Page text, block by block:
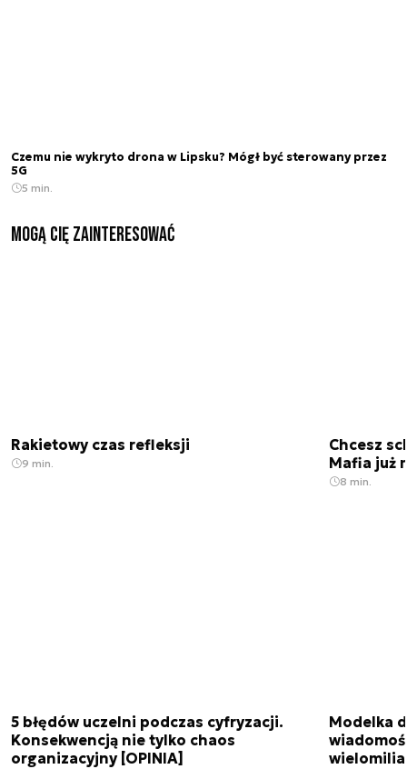
Czemu nie wykryto drona w Lipsku? Mógł być sterowany przez
5G
5 min.
Mogą Cię zainteresować
Rakietowy czas refleksji
9 min.
Chcesz
Mafia już
8 min.
5 błędów uczelni podczas cyfryzacji.
Konsekwencją nie tylko chaos
organizacyjny [OPINIA]
Modelka